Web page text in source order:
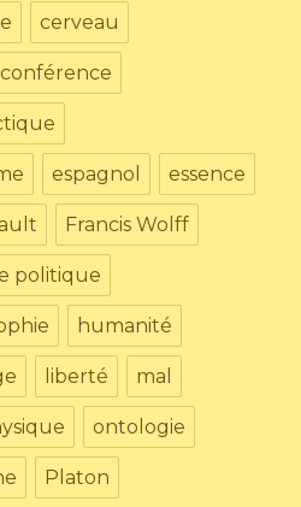
cerveau
conférence
espagnol essence
Francis Wolff
politique
humanité
liberté mal
ontologie
Platon